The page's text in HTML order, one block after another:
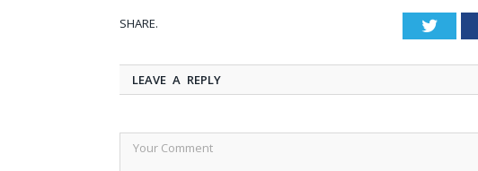
SHARE.
LEAVE A REPLY